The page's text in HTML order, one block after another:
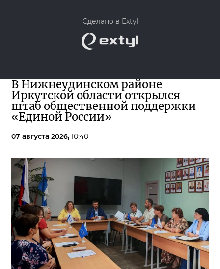
Сделано в Extyl
В Нижнеудинском районе
Иркутской области открылся
штаб общественной поддержки
«Единой России»
07 августа 2026, 10:40